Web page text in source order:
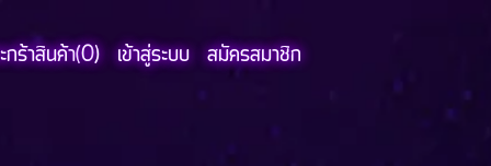
ร้าสินค้า(0) เข้าสู่ระบบ สมัครสมาชิก